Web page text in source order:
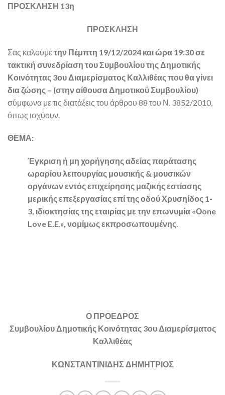
ΠΡΟΣΚΛΗΣΗ 13η
ΠΡΟΣΚΛΗΣΗ
Σας καλούμετην Πέμπτη 19/12/2024 και ώρα 19:30 σε
τακτική συνεδρίαση του Συμβουλίου της Δημοτικής
Κοινότητας 3ου Διαμερίσματος Καλλιθέας που θα γίνει
δια ζώσης – (στην αίθουσα Δημοτικού Συμβουλίου)
σύμφωνα με τις διατάξεις του άρθρου 88 του Ν. 3852/2010,
όπως ισχύουν.
ΘΕΜΑ:
Έγκριση ή μη χορήγησης αδείας παράτασης
ωραρίου λειτουργίας μουσικής & μουσικών
οργάνων εντός επιχείρησης μαζικής εστίασης
μερικής επεξεργασίας επί της οδού Χρυσηίδος 1-
3, ιδιοκτησίας της εταιρίας με την επωνυμία «Οone
Love E.E.», νομίμως εκπροσωπουμένης.
Ο ΠΡΟΕΔΡΟΣ
Συμβουλίου Δημοτικής Κοινότητας 3ου Διαμερίσματος
Καλλιθέας
ΚΩΝΣΤΑΝΤΙΝΙΔΗΣ ΔΗΜΗΤΡΙΟΣ